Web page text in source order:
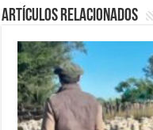
Artículos Relacionados